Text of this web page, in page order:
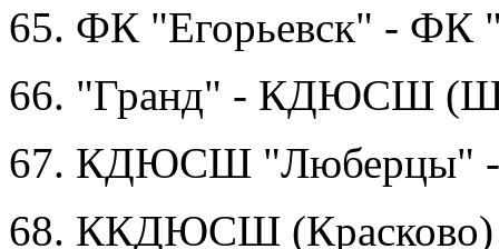
65. ФК "Егорьевск" - ФК
66. "Гранд" - КДЮСШ
67. КДЮСШ "Люберцы"
68. ККДЮСШ